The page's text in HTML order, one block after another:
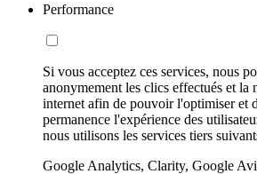
Performance
Si vous acceptez ces services, nous
anonymement les clics effectués et la
internet afin de pouvoir l'optimiser et
permanence l'expérience des
nous utilisons les services tiers
Google Analytics, Clarity, Google